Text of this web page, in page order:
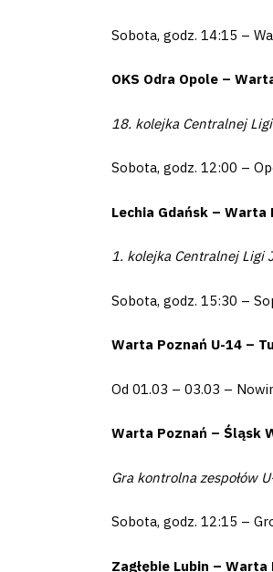
terminarz
Sobota, godz. 14:15 –
OKS Odra Opole –
18. kolejka Centralnej
Sobota, godz. 12:00 –
Lechia Gdańsk – Warta
1. kolejka Centralnej Ligi
Sobota, godz. 15:30 –
Warta Poznań U-14 –
Od 01.03 – 03.03 –
Warta Poznań – Śląsk
Gra kontrolna zespołów
Sobota, godz. 12:15 –
Zagłębie Lubin – Warta